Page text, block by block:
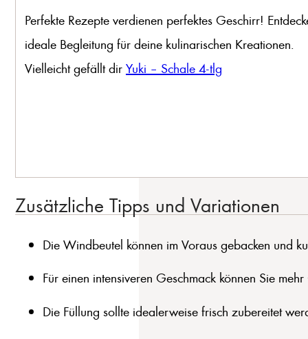
Perfekte Rezepte verdienen perfektes Geschirr!
ideale Begleitung für deine kulinarischen Kreationen.
Vielleicht gefällt dir Yuki – Schale 4-tlg
Zusätzliche Tipps und Variationen
Die Windbeutel können im Voraus gebacken und
Für einen intensiveren Geschmack können Sie
Die Füllung sollte idealerweise frisch zubereitet